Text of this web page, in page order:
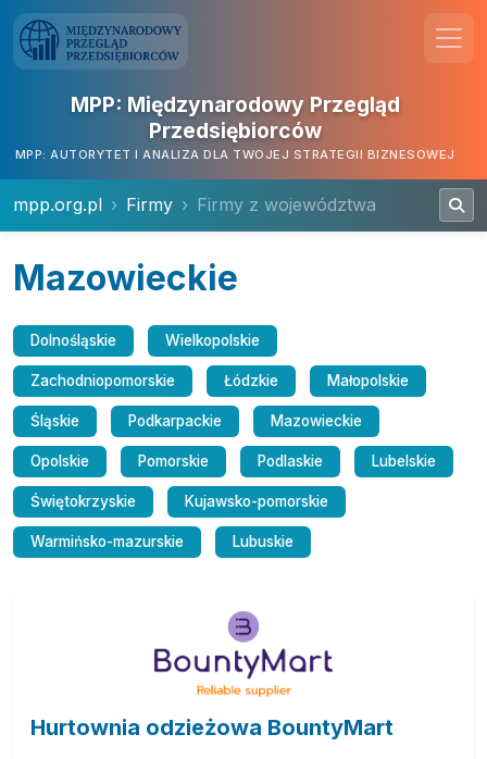
MPP: Międzynarodowy Przegląd
Przedsiębiorców
MPP: AUTORYTET I ANALIZA DLA TWOJEJ STRATEGII BIZNESOWEJ
mpp.org.pl Firmy Firmy z województwa
Mazowieckie
Dolnośląskie Wielkopolskie
Zachodniopomorskie Łódzkie Małopolskie
Śląskie Podkarpackie Mazowieckie
Opolskie Pomorskie Podlaskie Lubelskie
Świętokrzyskie Kujawsko-pomorskie
Warmińsko-mazurskie Lubuskie
Hurtownia odzieżowa BountyMart